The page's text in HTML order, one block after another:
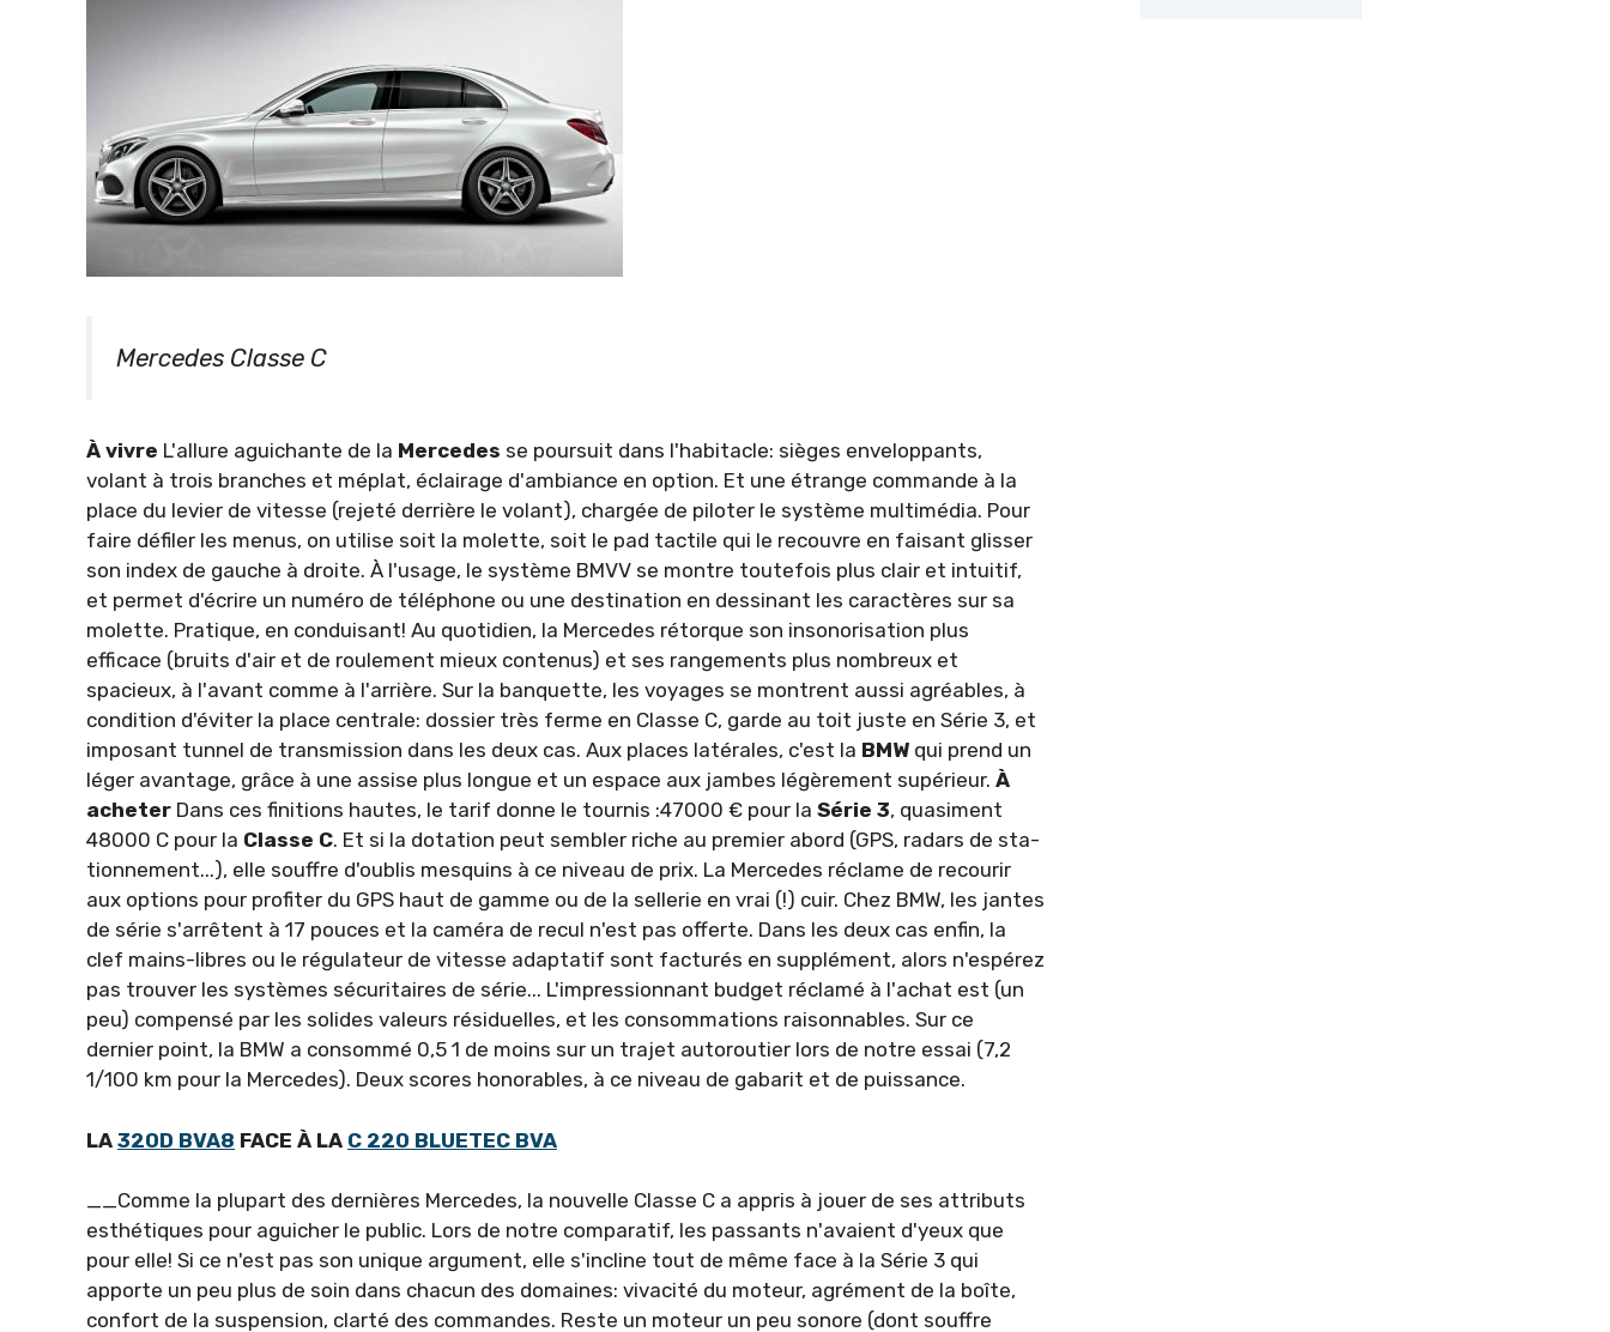
Mercedes Classe C
À vivre L'allure aguichante de la Mer­cedes se poursuit dans l'habi­tacle: sièges enveloppants,
volant à trois branches et méplat, éclairage d'ambiance en option. Et une étrange com­mande à la
place du levier de vitesse (rejeté derrière le volant), chargée de piloter le système multimédia. Pour
faire défiler les menus, on utilise soit la molette, soit le pad tactile qui le recouvre en faisant glisser
son index de gauche à droite. À l'usage, le système BMVV se montre toutefois plus clair et intuitif,
et permet d'écrire un numéro de téléphone ou une destination en dessinant les caractères sur sa
molette. Pra­tique, en conduisant! Au quotidien, la Mercedes rétorque son insonorisation plus
efficace (bruits d'air et de roulement mieux contenus) et ses rangements plus nombreux et
spacieux, à l'avant comme à l'arrière. Sur la banquette, les voyages se montrent aussi agréables, à
condition d'éviter la place centrale: dossier très ferme en Classe C, garde au toit juste en Série 3, et
imposant tunnel de transmission dans les deux cas. Aux places latérales, c'est la BMW qui prend un
léger avantage, grâce à une assise plus longue et un espace aux jambes légèrement supérieur. À
acheter Dans ces finitions hautes, le tarif donne le tournis :47000 € pour la Série 3, quasiment
48000 C pour la Classe C. Et si la dota­tion peut sembler riche au pre­mier abord (GPS, radars de sta­
tionnement...), elle souffre d'oublis mesquins à ce niveau de prix. La Mercedes réclame de recourir
aux options pour profiter du GPS haut de gamme ou de la sellerie en vrai (!) cuir. Chez BMW, les jantes
de série s'arrêtent à 17 pouces et la caméra de recul n'est pas offerte. Dans les deux cas enfin, la
clef mains-libres ou le régulateur de vitesse adaptatif sont factu­rés en supplément, alors n'es­pérez
pas trouver les systèmes sécuritaires de série... L'impres­sionnant budget réclamé à l'achat est (un
peu) compensé par les solides valeurs rési­duelles, et les consommations raisonnables. Sur ce
dernier point, la BMW a consommé 0,5 1 de moins sur un trajet autoroutier lors de notre essai (7,2
1/100 km pour la Mer­cedes). Deux scores honorables, à ce niveau de gabarit et de puissance.
LA 320D BVA8 FACE À LA C 220 BLUETEC BVA
__Comme la plupart des dernières Mercedes, la nouvelle Classe C a appris à jouer de ses attributs
esthétiques pour aguicher le public. Lors de notre comparatif, les passants n'avaient d'yeux que
pour elle! Si ce n'est pas son unique argument, elle s'incline tout de même face à la Série 3 qui
apporte un peu plus de soin dans chacun des domaines: vivacité du moteur, agrément de la boîte,
confort de la suspension, clarté des commandes. Reste un moteur un peu sonore (dont souffre